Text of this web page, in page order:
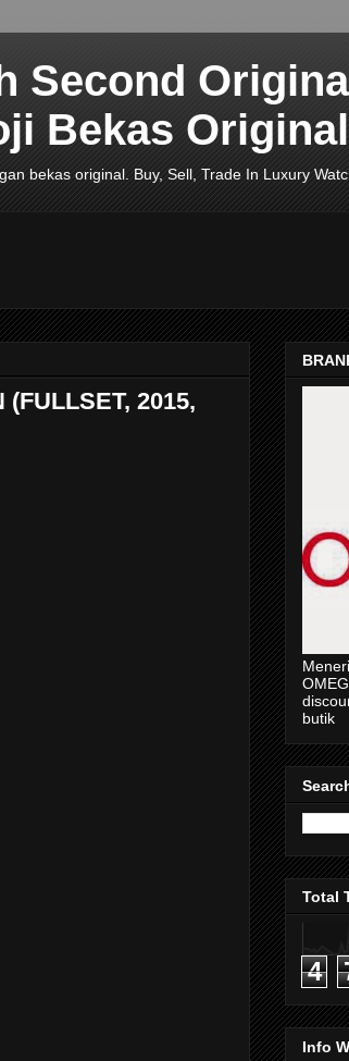
Second
Bekas Original
bekas original. Buy, Sell, Trade In Luxury
2015,
butik
Total
4
Info